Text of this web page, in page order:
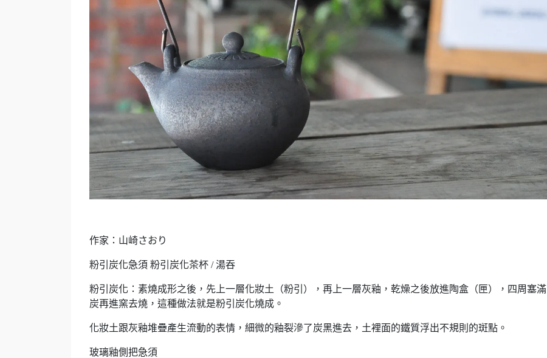
作家：山崎さおり
粉引炭化急須 粉引炭化茶杯 / 湯吞
粉引炭化：素燒成形之後，先上一層化妝土（粉引），再上一層灰釉，乾燥之後放進陶盒（匣），四周塞滿
炭再進窯去燒，這種做法就是粉引炭化燒成。
化妝土跟灰釉堆疊產生流動的表情，細微的釉裂滲了炭黑進去，土裡面的鐵質浮出不規則的斑點。
玻璃釉側把急須